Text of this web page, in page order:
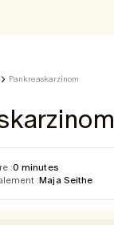
Pankreaskarzinom
:0 minutes
:Maja Seithe